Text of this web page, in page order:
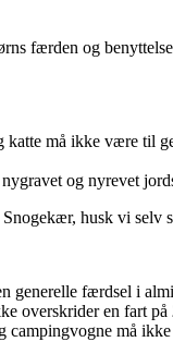
færden og
må ikke være til
og nyrevet
husk vi selv
generelle færdsel i
overskrider en fart på
må